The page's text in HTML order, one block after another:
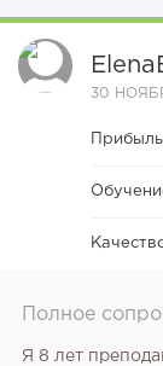
30
Полное
Я 8 лет